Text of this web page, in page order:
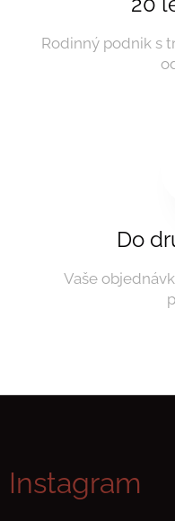
Rodinný podnik s
Do
Vaše
p
a
Instagram